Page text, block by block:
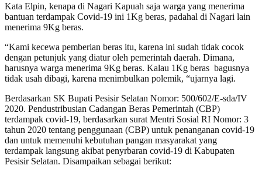
Kata Elpin, kenapa di Nagari Kapuah saja warga yang menerima
bantuan terdampak Covid-19 ini 1Kg beras, padahal di Nagari lain
menerima 9Kg beras.
“Kami kecewa pemberian beras itu, karena ini sudah tidak cocok
dengan petunjuk yang diatur oleh pemerintah daerah. Dimana,
harusnya warga menerima 9Kg beras. Kalau 1Kg beras bagusnya
tidak usah dibagi, karena menimbulkan polemik, “ujarnya lagi.
Berdasarkan SK Bupati Pesisir Selatan Nomor: 500/602/E-sda/IV
2020. Pendustribusian Cadangan Beras Pemerintah (CBP)
terdampak covid-19, berdasarkan surat Mentri Sosial RI Nomor: 3
tahun 2020 tentang penggunaan (CBP) untuk penanganan covid-19
dan untuk memenuhi kebutuhan pangan masyarakat yang
terdampak langsung akibat penyrbaran covid-19 di Kabupaten
Pesisir Selatan. Disampaikan sebagai berikut: